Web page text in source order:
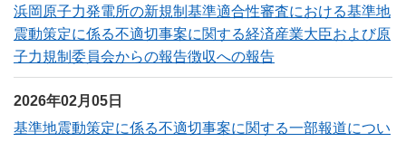
浜岡原子力発電所の新規制基準適合性審査における基準地
震動策定に係る不適切事案に関する経済産業大臣および原
子力規制委員会からの報告徴収への報告
2026年02月05日
基準地震動策定に係る不適切事案に関する一部報道につい